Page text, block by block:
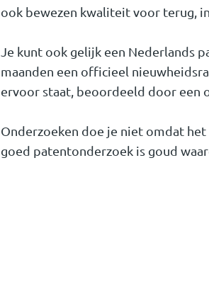
ook bewezen kwaliteit voor terug,
Je kunt ook gelijk een Nederlands
maanden een officieel
ervoor staat, beoordeeld door een
Onderzoeken doe je niet omdat
goed patentonderzoek is goud